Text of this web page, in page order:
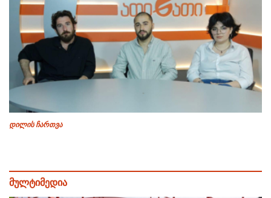
დილის ჩართვა
მულტიმედია